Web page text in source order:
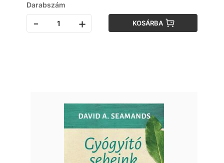
Darabszám
- + KOSÁRBA